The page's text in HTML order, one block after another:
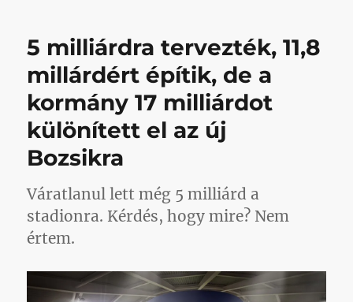
legyünk
elképesztően
nagy
a
elmúlt
évek
vezetésének
című
5 milliárdra tervezték, 11,8
millárdért építik, de a
kormány 17 milliárdot
különített el az új
Bozsikra
Váratlanul lett még 5 milliárd a
stadionra. Kérdés, hogy mire? Nem
értem.